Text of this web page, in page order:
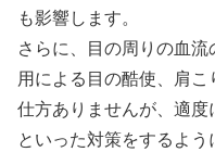
も影響します。
さらに、目の周りの血
用による目の酷使、肩
仕方ありませんが、適
といった対策をするよう